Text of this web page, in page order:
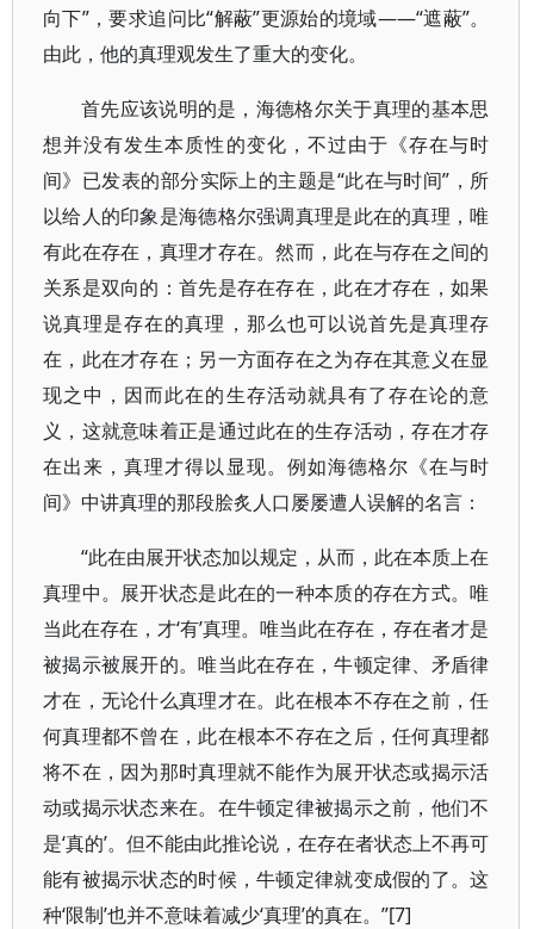
向下”，要求追问比“解蔽”更源始的境域――“遮蔽”。
由此，他的真理观发生了重大的变化。
首先应该说明的是，海德格尔关于真理的基本思
想并没有发生本质性的变化，不过由于《存在与时
间》已发表的部分实际上的主题是“此在与时间”，所
以给人的印象是海德格尔强调真理是此在的真理，唯
有此在存在，真理才存在。然而，此在与存在之间的
关系是双向的：首先是存在存在，此在才存在，如果
说真理是存在的真理，那么也可以说首先是真理存
在，此在才存在；另一方面存在之为存在其意义在显
现之中，因而此在的生存活动就具有了存在论的意
义，这就意味着正是通过此在的生存活动，存在才存
在出来，真理才得以显现。例如海德格尔《在与时
间》中讲真理的那段脍炙人口屡屡遭人误解的名言：
“此在由展开状态加以规定，从而，此在本质上在
真理中。展开状态是此在的一种本质的存在方式。唯
当此在存在，才‘有’真理。唯当此在存在，存在者才是
被揭示被展开的。唯当此在存在，牛顿定律、矛盾律
才在，无论什么真理才在。此在根本不存在之前，任
何真理都不曾在，此在根本不存在之后，任何真理都
将不在，因为那时真理就不能作为展开状态或揭示活
动或揭示状态来在。在牛顿定律被揭示之前，他们不
是‘真的’。但不能由此推论说，在存在者状态上不再可
能有被揭示状态的时候，牛顿定律就变成假的了。这
种‘限制’也并不意味着减少‘真理’的真在。”[7]